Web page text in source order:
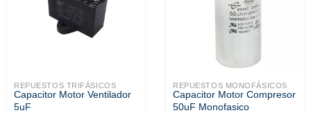
REPUESTOS TRIFÁSICOS
Capacitor Motor Ventilador
5uF
REPUESTOS MONOFÁSICOS
Capacitor Motor Compresor
50uF Monofasico